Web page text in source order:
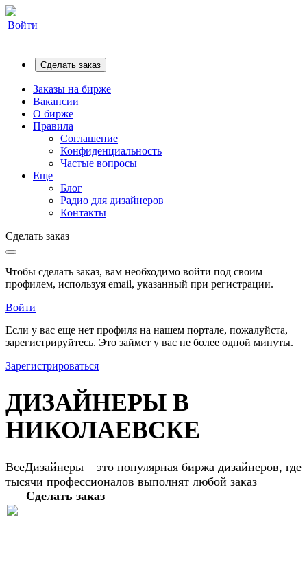
Войти
Сделать заказ
Заказы на бирже
Вакансии
О бирже
Правила
Соглашение
Конфиденциальность
Частые вопросы
Еще
Блог
Радио для дизайнеров
Контакты
Сделать заказ
Чтобы сделать заказ, вам необходимо войти под своим
профилем, используя email, указанный при регистрации.
Войти
Если у вас еще нет профиля на нашем портале, пожалуйста,
зарегистрируйтесь. Это займет у вас не более одной минуты.
Зарегистрироваться
ДИЗАЙНЕРЫ В
НИКОЛАЕВСКЕ
ВсеДизайнеры – это популярная биржа дизайнеров, где
тысячи профессионалов выполнят любой заказ
Сделать заказ